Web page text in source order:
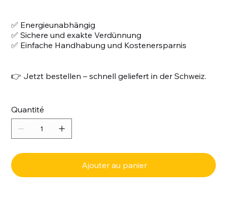
✅ Energieunabhängig
✅ Sichere und exakte Verdünnung
✅ Einfache Handhabung und Kostenersparnis
👉 Jetzt bestellen – schnell geliefert in der Schweiz.
Quantité
Ajouter au panier